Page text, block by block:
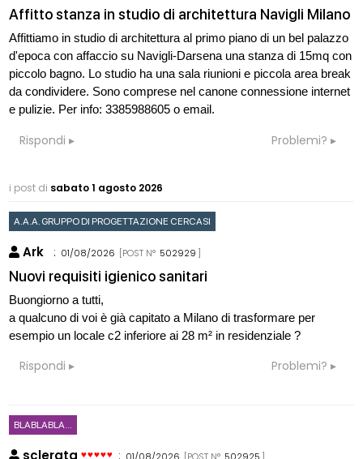
Affitto stanza in studio di architettura Navigli Milano
Affittiamo in studio di architettura al primo piano di un bel palazzo
d'epoca con affaccio su Navigli-Darsena una stanza di 15mq con
piccolo bagno. Lo studio ha una sala riunioni e piccola area break
da condividere. Sono comprese nel canone connessione internet
e pulizie. Per info: 3385988605 o email.
Rispondi Problemi?
i post di sabato 1 agosto 2026
A.A.A. GRUPPO DI PROGETTAZIONE CERCASI
Ark : 01/08/2026 [POST N° 502929 ]
Nuovi requisiti igienico sanitari
Buongiorno a tutti,
a qualcuno di voi è già capitato a Milano di trasformare per
esempio un locale c2 inferiore ai 28 m² in residenziale ?
Rispondi Problemi?
BLABLABLA...
sclerata : 01/08/2026 [POST N° 502925 ]